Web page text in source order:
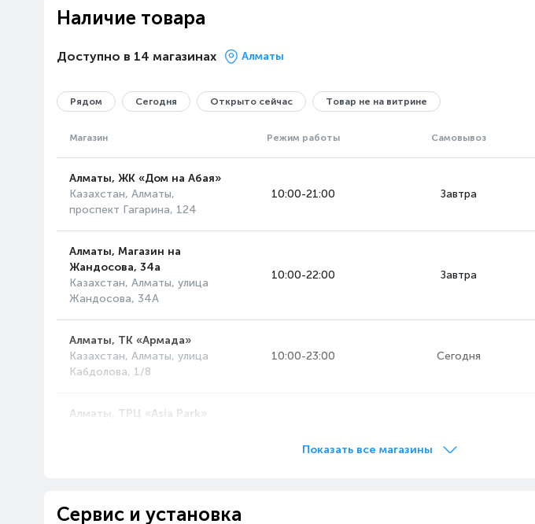
Наличие товара
Доступно в 14 магазинах Алматы
Рядом Сегодня Открыто сейчас Товар не на витрине
Магазин Режим работы Самовывоз
Алматы, ЖК «Дом на Абая»
Казахстан, Алматы,
проспект Гагарина, 124
10:00-21:00 Завтра
Алматы, Магазин на
Жандосова, 34а
Казахстан, Алматы, улица
Жандосова, 34А
10:00-22:00 Завтра
Алматы, ТК «Армада»
Казахстан, Алматы, улица
Кабдолова, 1/8
10:00-23:00 Сегодня
Алматы, ТРЦ «Asia Park»
Рихарда Зорге, 18/4
Показать все магазины
Сервис и установка